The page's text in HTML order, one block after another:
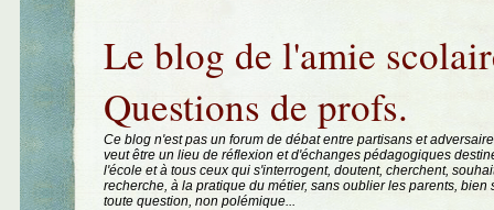
Le blog de l'amie
Questions de profs.
Ce blog n'est pas un forum de débat entre partisans et
veut être un lieu de réflexion et d'échanges pédagogiques
l'école et à tous ceux qui s'interrogent, doutent, cherchent,
recherche, à la pratique du métier, sans oublier les parents, bien
toute question, non polémique...